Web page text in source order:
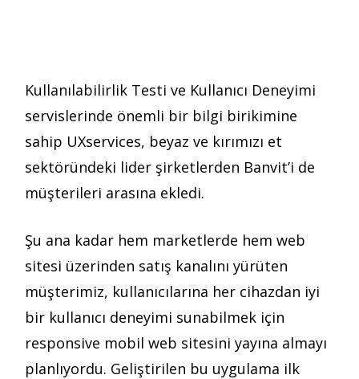
Kullanılabilirlik Testi ve Kullanıcı Deneyimi
servislerinde önemli bir bilgi birikimine
sahip UXservices, beyaz ve kırımızı et
sektöründeki lider şirketlerden Banvit’i de
müşterileri arasına ekledi.
Şu ana kadar hem marketlerde hem web
sitesi üzerinden satış kanalını yürüten
müşterimiz, kullanıcılarına her cihazdan iyi
bir kullanıcı deneyimi sunabilmek için
responsive mobil web sitesini yayına almayı
planlıyordu. Geliştirilen bu uygulama ilk